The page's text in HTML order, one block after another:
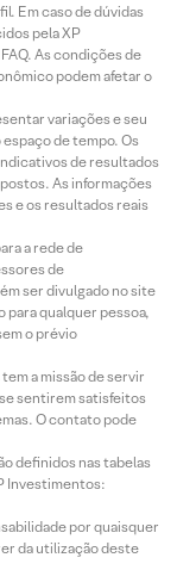
Em caso de dúvidas
pela XP
As condições de
podem afetar o
variações e seu
de tempo. Os
de resultados
As informações
e os resultados reais
a rede de
de
ser divulgado no site
para qualquer pessoa,
o prévio
a missão de servir
sentirem satisfeitos
O contato pode
definidos nas tabelas
Investimentos:
por quaisquer
da utilização deste